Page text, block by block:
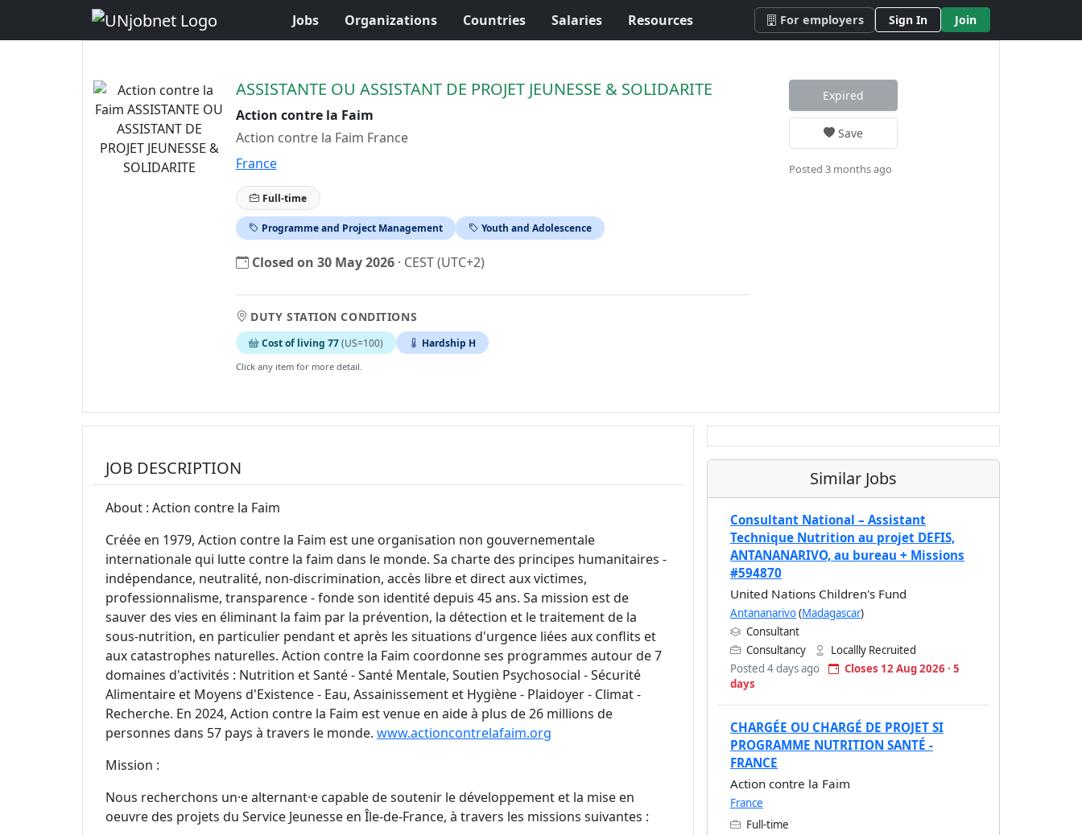
Jobs Organizations Countries Salaries Resources For employers Sign In Join
ASSISTANTE OU ASSISTANT DE PROJET JEUNESSE & SOLIDARITE
Action contre la Faim
Action contre la Faim France
France
Full-time
Programme and Project Management Youth and Adolescence
Closed on 30 May 2026 · CEST (UTC+2)
DUTY STATION CONDITIONS
Cost of living 77(US=100) Hardship H
Click any item for more detail.
Expired
Save
Posted 3 months ago
JOB DESCRIPTION
About : Action contre la Faim
Créée en 1979, Action contre la Faim est une organisation non gouvernementale
internationale qui lutte contre la faim dans le monde. Sa charte des principes humanitaires -
indépendance, neutralité, non-discrimination, accès libre et direct aux victimes,
professionnalisme, transparence - fonde son identité depuis 45 ans. Sa mission est de
sauver des vies en éliminant la faim par la prévention, la détection et le traitement de la
sous-nutrition, en particulier pendant et après les situations d'urgence liées aux conflits et
aux catastrophes naturelles. Action contre la Faim coordonne ses programmes autour de 7
domaines d'activités : Nutrition et Santé - Santé Mentale, Soutien Psychosocial - Sécurité
Alimentaire et Moyens d'Existence - Eau, Assainissement et Hygiène - Plaidoyer - Climat -
Recherche. En 2024, Action contre la Faim est venue en aide à plus de 26 millions de
personnes dans 57 pays à travers le monde. www.actioncontrelafaim.org
Mission :
Nous recherchons un·e alternant·e capable de soutenir le développement et la mise en
oeuvre des projets du Service Jeunesse en Île-de-France, à travers les missions suivantes :
Similar Jobs
Consultant National – Assistant
Technique Nutrition au projet DEFIS,
ANTANANARIVO, au bureau + Missions
#594870
United Nations Children's Fund
Antananarivo(Madagascar)
Consultant
Consultancy
Locallly Recruited
Posted 4 days ago
Closes 12 Aug 2026 · 5
days
CHARGÉE OU CHARGÉ DE PROJET SI
PROGRAMME NUTRITION SANTÉ -
FRANCE
Action contre la Faim
France
Full-time